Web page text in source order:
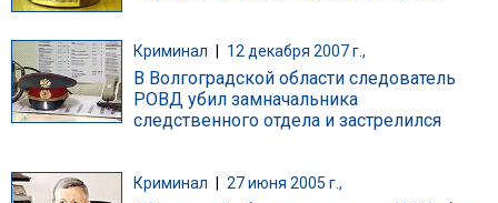
Криминал 12 декабря 2007 г.,
В Волгоградской области следователь
РОВД убил замначальника
следственного отдела и застрелился
Криминал 27 июня 2005 г.,